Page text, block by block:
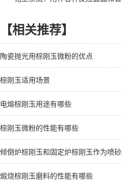
【相关推荐】
陶瓷抛光用棕刚玉微粉的优点
棕刚玉适用场景
电熔棕刚玉用途有哪些
棕刚玉微粉的性能有哪些
倾倒炉棕刚玉和固定炉棕刚玉作为喷砂
煅烧棕刚玉磨料的性能有哪些